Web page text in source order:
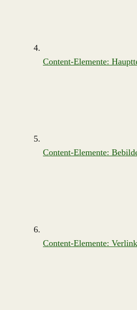
Content-Elemente:
Content-Elemente:
Content-Elemente: